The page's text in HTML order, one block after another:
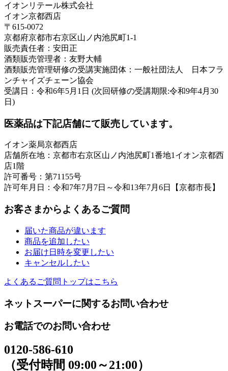
イオンリテール株式会社
イオン京都西店
〒615-0072
京都府京都市右京区山ノ内池尻町1-1
販売責任者：安田正
酒類販売管理者：友野大輔
酒類販売管理研修の受講実施団体：一般社団法人 日本フラ
ンチャイズチェーン協会
受講日：令和6年5月1日 (次回研修の受講期限:令和9年4月30
日)
医薬品は下記店舗にて販売しています。
イオン薬局京都西店
店舗所在地：京都市右京区山ノ内池尻町1番地1イオン京都西
店1階
許可番号：第71155号
許可年月日：令和7年7月7日～令和13年7月6日【京都市長】
お客さまからよくあるご質問
届いた商品が違います
商品を追加したい
お届け日時を変更したい
キャンセルしたい
よくあるご質問トップはこちら
ネットスーパーに関するお問い合わせ
お電話でのお問い合わせ
0120-586-610
（受付時間 09:00～21:00）